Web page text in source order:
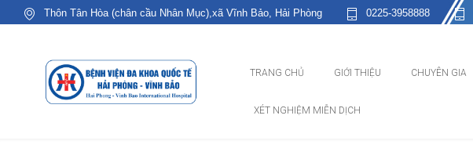
Thôn Tân Hòa (chân cầu Nhân Mục),xã Vĩnh Bảo, Hải Phòng 0225-3958888
TRANG CHỦ GIỚI THIỆU CHUYÊN GIA
XÉT NGHIỆM MIỄN DỊCH